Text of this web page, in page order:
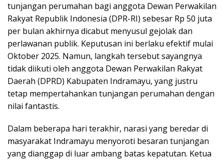
tunjangan perumahan bagi anggota Dewan Perwakilan
Rakyat Republik Indonesia (DPR-RI) sebesar Rp 50 juta
per bulan akhirnya dicabut menyusul gejolak dan
perlawanan publik. Keputusan ini berlaku efektif mulai
Oktober 2025. Namun, langkah tersebut sayangnya
tidak diikuti oleh anggota Dewan Perwakilan Rakyat
Daerah (DPRD) Kabupaten Indramayu, yang justru
tetap mempertahankan tunjangan perumahan dengan
nilai fantastis.
​Dalam beberapa hari terakhir, narasi yang beredar di
masyarakat Indramayu menyoroti besaran tunjangan
yang dianggap di luar ambang batas kepatutan. Ketua